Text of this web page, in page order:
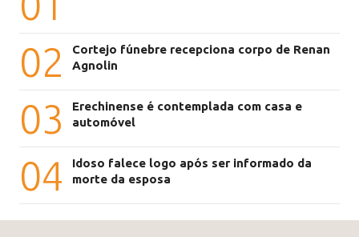
02
Cortejo fúnebre recepciona corpo de Renan
Agnolin
03
Erechinense é contemplada com casa e
automóvel
04
Idoso falece logo após ser informado da
morte da esposa